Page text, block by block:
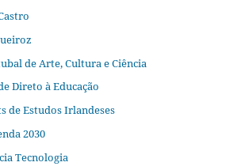
de Arte, Cultura e Ciência
Direto à Educação
de Estudos Irlandeses
2030
Tecnologia